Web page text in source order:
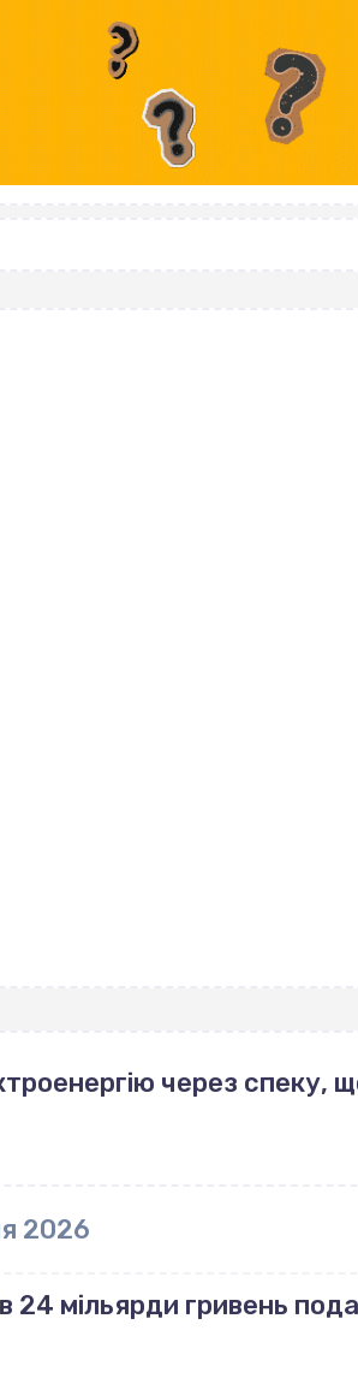
через спеку,
2026
мільярди гривень